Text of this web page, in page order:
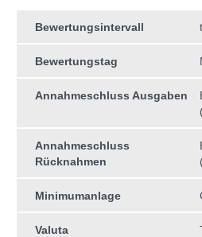
Bewertungsintervall
Bewertungstag
Annahmeschluss Ausgaben
Annahmeschluss
Rücknahmen
Minimumanlage
Valuta